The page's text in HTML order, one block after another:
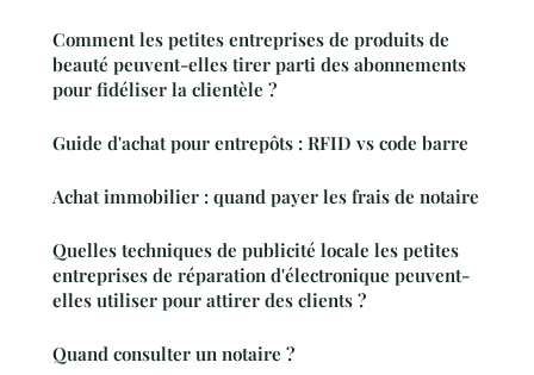
Comment les petites entreprises de produits de
beauté peuvent-elles tirer parti des abonnements
pour fidéliser la clientèle ?
Guide d'achat pour entrepôts : RFID vs code barre
Achat immobilier : quand payer les frais de notaire
Quelles techniques de publicité locale les petites
entreprises de réparation d'électronique peuvent-
elles utiliser pour attirer des clients ?
Quand consulter un notaire ?